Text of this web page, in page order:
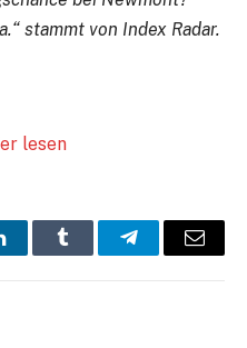
stammt von Index Radar.
lesen
Tumblr TelegramE-